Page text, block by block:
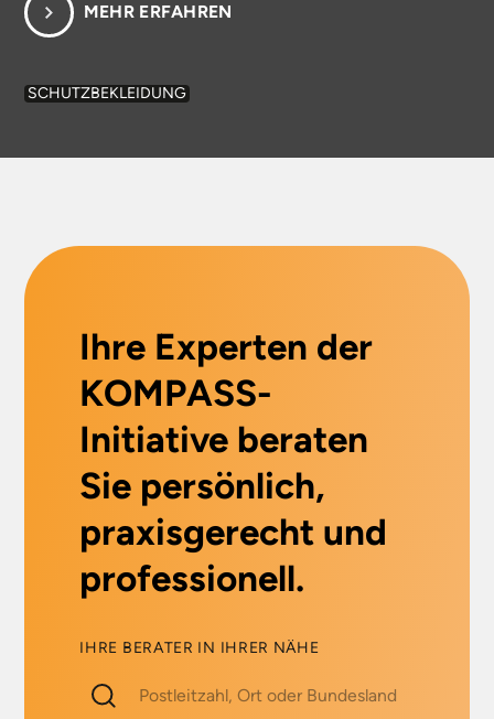
MEHR ERFAHREN
SCHUTZBEKLEIDUNG
Ihre Experten der
KOMPASS-
Initiative beraten
Sie persönlich,
praxisgerecht und
professionell.
IHRE BERATER IN IHRER NÄHE